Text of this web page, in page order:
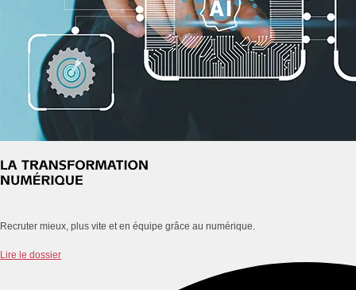
Recruter mieux, plus vite et en équipe grâce au numérique.
Lire le dossier